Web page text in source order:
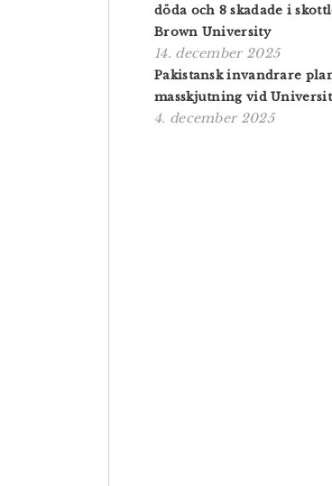
döda och 8 skadade i
Brown University
14. december 2025
Pakistansk invandrare
masskjutning vid
4. december 2025